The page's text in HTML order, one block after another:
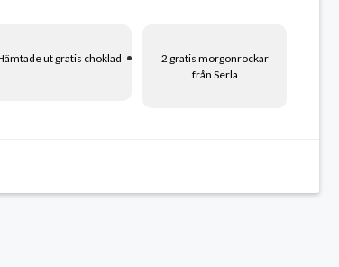
ut gratis choklad
2 gratis morgonrockar
från Serla